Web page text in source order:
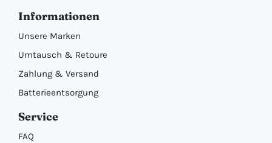
Informationen
Unsere Marken
Umtausch & Retoure
Zahlung & Versand
Batterieentsorgung
Service
FAQ